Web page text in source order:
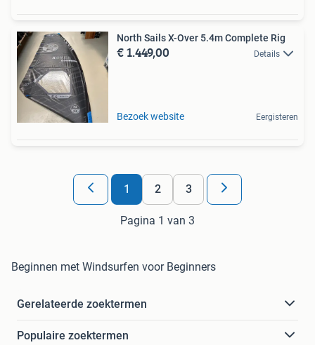
North Sails X-Over 5.4m Complete Rig
€ 1.449,00 Details
Bezoek website Eergisteren
1 2 3
Pagina 1 van 3
Beginnen met Windsurfen voor Beginners
Gerelateerde zoektermen
Populaire zoektermen